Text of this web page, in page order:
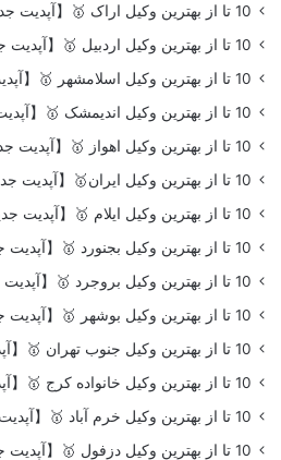
10 تا از بهترین وکیل اراک 🥇【آپدیت جدید】⚖️
10 تا از بهترین وکیل اردبیل 🥇【آپدیت جدید】
10 تا از بهترین وکیل اسلامشهر 🥇【آپدیت جدید】
10 تا از بهترین وکیل اندیمشک 🥇【آپدیت جدید】
10 تا از بهترین وکیل اهواز 🥇【آپدیت جدید】⚖️
10 تا از بهترین وکیل ایران🥇【آپدیت جدید】
10 تا از بهترین وکیل ایلام 🥇【آپدیت جدید】
10 تا از بهترین وکیل بجنورد 🥇【آپدیت جدید】
10 تا از بهترین وکیل بروجرد 🥇【آپدیت جدید】
10 تا از بهترین وکیل بوشهر 🥇【آپدیت جدید】
10 تا از بهترین وکیل جنوب تهران 🥇【آپدیت جدید】
10 تا از بهترین وکیل خانواده کرج 🥇【آپدیت جدید】⚖️
10 تا از بهترین وکیل خرم آباد 🥇【آپدیت جدید】
10 تا از بهترین وکیل دزفول 🥇【آپدیت جدید】